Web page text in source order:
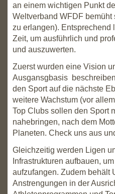
an einem wichtigen Punkt
Weltverband WFDF
zu erlangen).
Zeit, um ausführlich und
und auszuwerten.
Zuerst wurden eine Vision
Ausgansgbasis
den Sport auf die nächste
weitere Wachstum (vor
Top Clubs sollen den Sport
nahebringen, nach dem
Planeten. Check uns aus
Gleichzeitig werden Ligen
Infrastrukturen aufbauen,
aufzufangen. Zudem behält
Anstrengungen in der